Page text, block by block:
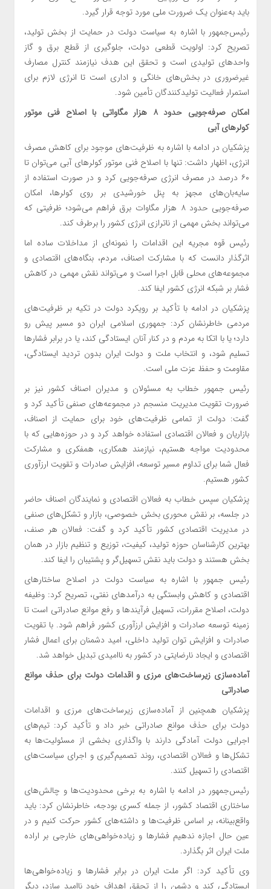
باید به‌عنوان یک ضرورت ملی مورد توجه قرار گیرد.
رئیس‌جمهور با اشاره به سیاست دولت در حمایت از بخش تولید،
تصریح کرد: اولویت قطعی دولت، جلوگیری از قطع برق و گاز
واحدهای تولیدی است و تحقق این هدف نیازمند کنترل مصارف
غیرضروری در بخش‌های خانگی و اداری است تا انرژی لازم برای
استمرار فعالیت تولیدکنندگان تأمین شود.
امکان صرفه‌جویی حدود ۸ هزار مگاواتی با اصلاح فنی موتور
کولرهای آبی
پزشکیان در ادامه با اشاره به ظرفیت‌های موجود برای کاهش مصرف
انرژی، اظهار داشت: تنها با اصلاح فنی موتور کولرهای آبی می‌توان تا
۶۰ درصد در مصرف انرژی صرفه‌جویی کرد و در صورت استفاده از
سایه‌بان‌های مجهز به پنل خورشیدی بر روی کولرها، امکان
صرفه‌جویی حدود ۸ هزار مگاوات برق فراهم می‌شود؛ ظرفیتی که
می‌تواند بخش مهمی از ناترازی انرژی کشور را برطرف کند.
رئیس قوه مجریه این اقدامات را نمونه‌ای از مداخلات ساده اما
اثرگذار دانست که با مشارکت اصناف، مردم، بنگاه‌های اقتصادی و
مجموعه‌های محلی قابل اجرا است و می‌تواند نقش مهمی در کاهش
فشار بر شبکه انرژی کشور ایفا کند.
پزشکیان در ادامه با تأکید بر رویکرد دولت در تکیه بر ظرفیت‌های
مردمی خاطرنشان کرد: جمهوری اسلامی ایران دو مسیر پیش رو
دارد؛ یا با اتکا به مردم و در کنار آنان ایستادگی کند، یا در برابر فشارها
تسلیم شود، و انتخاب ملت و دولت ایران بدون تردید ایستادگی،
مقاومت و حفظ عزت ملی است.
رئیس جمهور خطاب به مسئولان و مدیران اصناف کشور نیز بر
ضرورت تقویت مدیریت منسجم در مجموعه‌های صنفی تأکید کرد و
گفت: دولت از تمامی ظرفیت‌های خود برای حمایت از اصناف،
بازاریان و فعالان اقتصادی استفاده خواهد کرد و در حوزه‌هایی که با
محدودیت مواجه هستیم، نیازمند همکاری، همفکری و مشارکت
فعال شما برای تداوم مسیر توسعه، افزایش صادرات و تقویت ارزآوری
کشور هستیم.
پزشکیان سپس خطاب به فعالان اقتصادی و نمایندگان اصناف حاضر
در جلسه، بر نقش محوری بخش خصوصی، بازار و تشکل‌های صنفی
در مدیریت اقتصادی کشور تأکید کرد و گفت: فعالان هر صنف،
بهترین کارشناسان حوزه تولید، کیفیت، توزیع و تنظیم بازار در همان
بخش هستند و دولت باید نقش تسهیل‌گر و پشتیبان را ایفا کند.
رئیس جمهور با اشاره به سیاست دولت در اصلاح ساختارهای
اقتصادی و کاهش وابستگی به درآمدهای نفتی، تصریح کرد: وظیفه
دولت، اصلاح مقررات، تسهیل فرآیندها و رفع موانع صادراتی است تا
زمینه توسعه صادرات و افزایش ارزآوری کشور فراهم شود. با تقویت
صادرات و افزایش توان تولید داخلی، امید دشمنان برای اعمال فشار
اقتصادی و ایجاد نارضایتی در کشور به ناامیدی تبدیل خواهد شد.
آماده‌سازی زیرساخت‌های مرزی و اقدامات دولت برای حذف موانع
صادراتی
پزشکیان همچنین از آماده‌سازی زیرساخت‌های مرزی و اقدامات
دولت برای حذف موانع صادراتی خبر داد و تأکید کرد: تیم‌های
اجرایی دولت آمادگی دارند با واگذاری بخشی از مسئولیت‌ها به
تشکل‌ها و فعالان اقتصادی، روند تصمیم‌گیری و اجرای سیاست‌های
اقتصادی را تسهیل کنند.
رئیس‌جمهور در ادامه با اشاره به برخی محدودیت‌ها و چالش‌های
ساختاری اقتصاد کشور، از جمله کسری بودجه، خاطرنشان کرد: باید
واقع‌بینانه، بر اساس ظرفیت‌ها و داشته‌های کشور حرکت کنیم و در
عین حال اجازه ندهیم فشارها و زیاده‌خواهی‌های خارجی بر اراده
ملت ایران اثر بگذارد.
وی تأکید کرد: اگر ملت ایران در برابر فشارها و زیاده‌خواهی‌ها
ایستادگی کند و دشمن را از تحقق اهداف خود ناامید سازد، دیگر